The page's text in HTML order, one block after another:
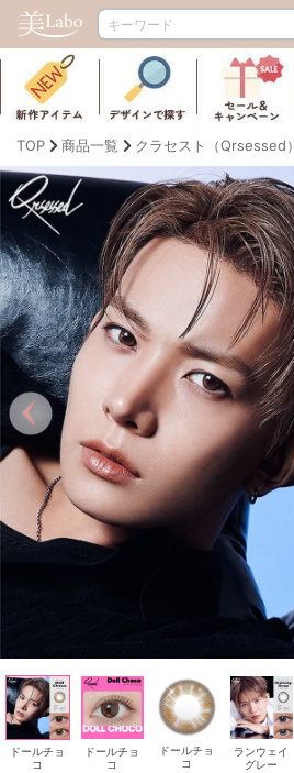
TOP 商品一覧 クラセスト（Qrsessed）
ドールチョ
コ
ドールチョ
コ
ドールチョ
コ
ランウェイ
グレー